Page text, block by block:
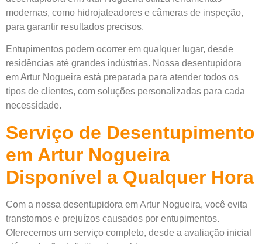
modernas, como hidrojateadores e câmeras de inspeção,
para garantir resultados precisos.
Entupimentos podem ocorrer em qualquer lugar, desde
residências até grandes indústrias. Nossa desentupidora
em Artur Nogueira está preparada para atender todos os
tipos de clientes, com soluções personalizadas para cada
necessidade.
Serviço de Desentupimento
em Artur Nogueira
Disponível a Qualquer Hora
Com a nossa desentupidora em Artur Nogueira, você evita
transtornos e prejuízos causados por entupimentos.
Oferecemos um serviço completo, desde a avaliação inicial